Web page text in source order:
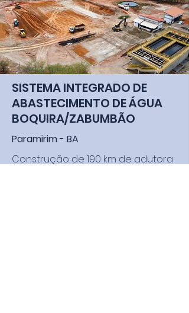
SISTEMA INTEGRADO DE
ABASTECIMENTO DE ÁGUA
BOQUIRA/ZABUMBÃO
Paramirim - BA
Construção de 190 km de adutora